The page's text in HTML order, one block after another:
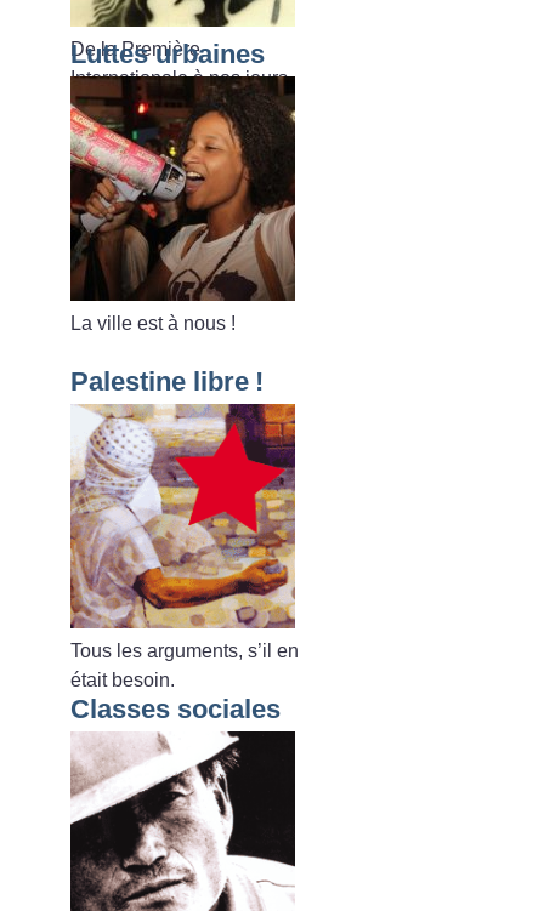
De la Première
Internationale à nos jours.
Luttes urbaines
La ville est à nous !
Palestine libre !
Tous les arguments, s’il en
était besoin.
Classes sociales